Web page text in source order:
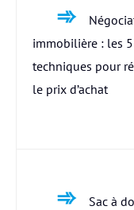
immobilière : les 5
techniques pour
le prix d’achat
Sac à